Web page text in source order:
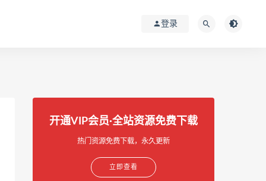
登录
开通VIP会员·全站资源免费下载
热门资源免费下载，永久更新
立即查看